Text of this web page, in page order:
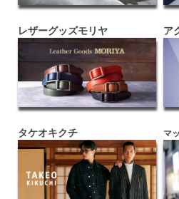
レザーグッズモリヤ ア
タケオキクチ マ